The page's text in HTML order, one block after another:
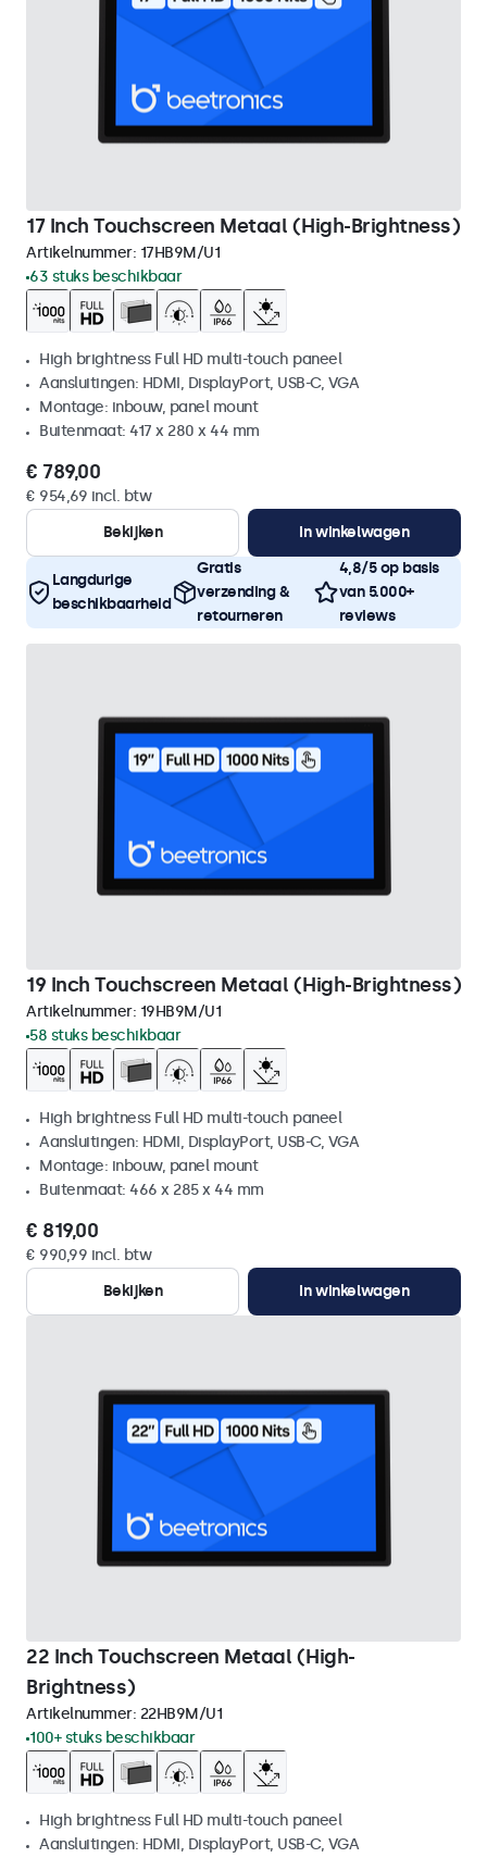
17 Inch Touchscreen Metaal (High-Brightness)
Artikelnummer: 17HB9M/U1
63 stuks beschikbaar
High brightness Full HD multi-touch paneel
Aansluitingen: HDMI, DisplayPort, USB-C, VGA
Montage: inbouw, panel mount
Buitenmaat: 417 x 280 x 44 mm
€ 789,00
€ 954,69 incl. btw
Bekijken
In winkelwagen
Langdurige
beschikbaarheid
Gratis
verzending &
retourneren
4,8/5 op basis
van 5.000+
reviews
19 Inch Touchscreen Metaal (High-Brightness)
Artikelnummer: 19HB9M/U1
58 stuks beschikbaar
High brightness Full HD multi-touch paneel
Aansluitingen: HDMI, DisplayPort, USB-C, VGA
Montage: inbouw, panel mount
Buitenmaat: 466 x 285 x 44 mm
€ 819,00
€ 990,99 incl. btw
Bekijken
In winkelwagen
22 Inch Touchscreen Metaal (High-
Brightness)
Artikelnummer: 22HB9M/U1
100+ stuks beschikbaar
High brightness Full HD multi-touch paneel
Aansluitingen: HDMI, DisplayPort, USB-C, VGA